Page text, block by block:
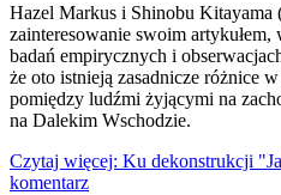
Hazel Markus i Shinobu Kitayama
zainteresowanie swoim artykułem,
badań empirycznych i
że oto istnieją zasadnicze różnice
pomiędzy ludźmi żyjącymi na
na Dalekim Wschodzie.
Czytaj więcej: Ku dekonstrukcji
komentarz